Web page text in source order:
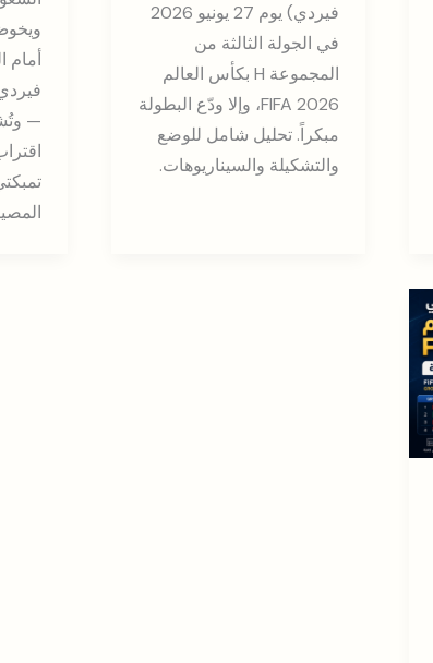
فيردي) يوم 27 يونيو 2026
في الجولة الثالثة من
المجموعة H بكأس العالم
FIFA 2026، وإلا ودّع البطولة
مبكراً. تحليل شامل للوضع
والتشكيلة والسيناريوهات.
أمام
—